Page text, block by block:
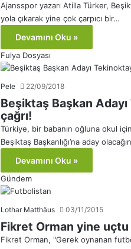
Ajansspor yazarı Atilla Türker,
yola çıkarak yine çok çarpıcı bir…
Devamını Oku »
Fulya Dosyası
Pele 22/09/2018
Beşiktaş Başkan
çağrı!
Türkiye, bir babanın oğluna okul
Beşiktaş Başkanlığı’na aday
Devamını Oku »
Gündem
Lothar Matthäus 03/11/2015
Fikret Orman yine
Fikret Orman, "Gerek oynanan